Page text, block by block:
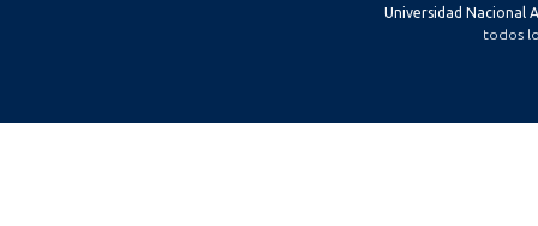
Universidad Nacional
todos